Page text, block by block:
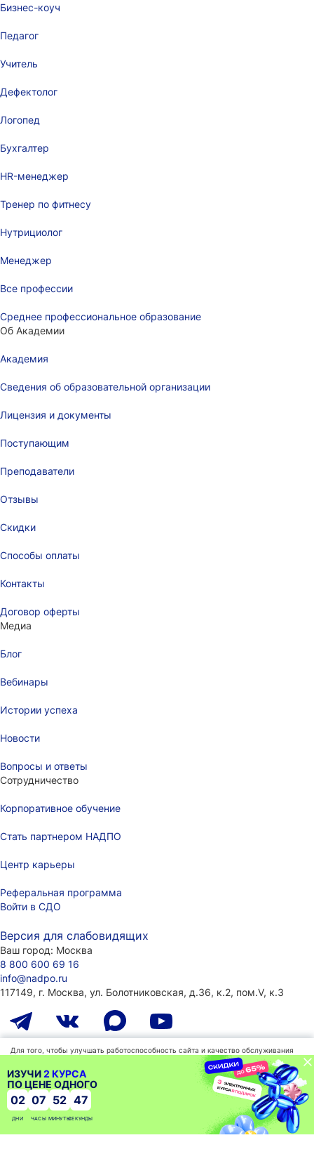
ИЗУЧИ2 КУРСА
ПО ЦЕНЕ ОДНОГО
02
ДНИ
07
ЧАСЫ
52
МИНУТЫ
46
СЕКУНДЫ
Для того, чтобы улучшать работоспособность сайта и качество обслуживания
мы используем файлы cookies, которые сохраняются на вашем компьютере.
Нажимая «СОГЛАСЕН» Вы подтверждаете то, что Вы проинформированы об
использовании cookies на нашем сайте. Продолжая использовать наш сайт, вы
автоматически соглашаетесь с использованием данных технологий.
Бизнес-коуч
Педагог
Учитель
Дефектолог
Логопед
Бухгалтер
HR-менеджер
Тренер по фитнесу
Нутрициолог
Менеджер
Все профессии
Среднее профессиональное образование
Об Академии
Академия
Сведения об образовательной организации
Лицензия и документы
Поступающим
Преподаватели
Отзывы
Скидки
Способы оплаты
Контакты
Договор оферты
Медиа
Блог
Вебинары
Истории успеха
Новости
Вопросы и ответы
Сотрудничество
Корпоративное обучение
Стать партнером НАДПО
Центр карьеры
Реферальная программа
Войти в СДО
Версия для слабовидящих
Ваш город: Москва
8 800 600 69 16
info@nadpo.ru
117149, г. Москва, ул. Болотниковская, д.36, к.2, пом.V, к.3
Лицензия на образовательную деятельность
(ранее присвоенный номер
039872), г. Москва
Политика конфиденциальности
Пользовательское соглашение
Политика
обработки
данных